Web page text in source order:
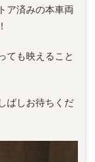
ア済みの本車両
ても映えること
ばしお待ちくだ